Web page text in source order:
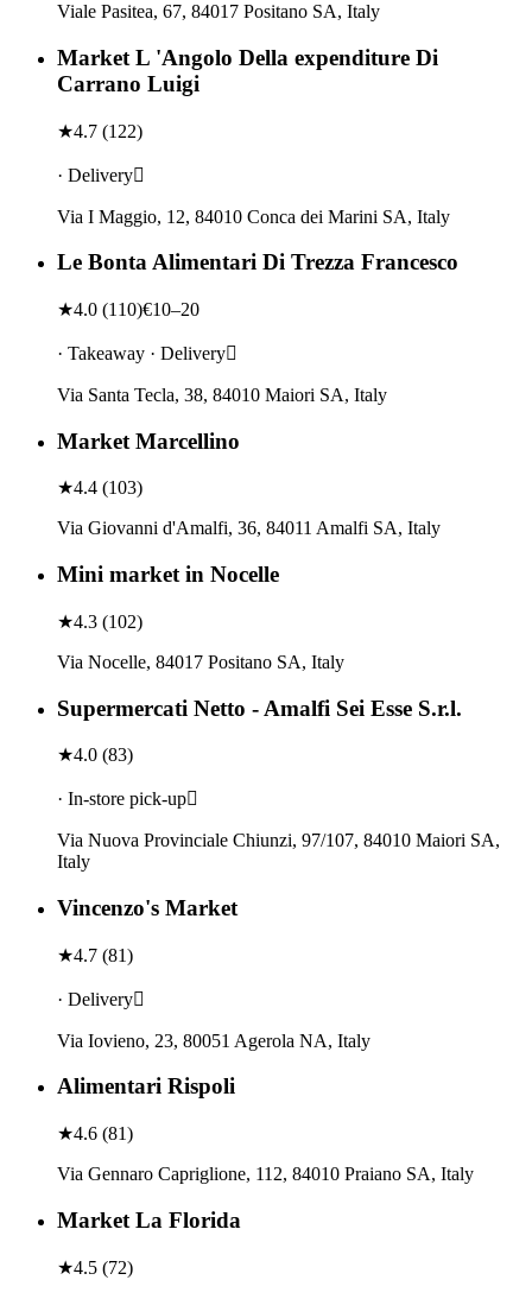
Viale Pasitea, 67, 84017 Positano SA, Italy
Market L 'Angolo Della expenditure Di
Carrano Luigi
★4.7 (122)
· Delivery
Via I Maggio, 12, 84010 Conca dei Marini SA, Italy
Le Bonta Alimentari Di Trezza Francesco
★4.0 (110)€10–20
· Takeaway · Delivery
Via Santa Tecla, 38, 84010 Maiori SA, Italy
Market Marcellino
★4.4 (103)
Via Giovanni d'Amalfi, 36, 84011 Amalfi SA, Italy
Mini market in Nocelle
★4.3 (102)
Via Nocelle, 84017 Positano SA, Italy
Supermercati Netto - Amalfi Sei Esse S.r.l.
★4.0 (83)
· In-store pick-up
Via Nuova Provinciale Chiunzi, 97/107, 84010 Maiori SA,
Italy
Vincenzo's Market
★4.7 (81)
· Delivery
Via Iovieno, 23, 80051 Agerola NA, Italy
Alimentari Rispoli
★4.6 (81)
Via Gennaro Capriglione, 112, 84010 Praiano SA, Italy
Market La Florida
★4.5 (72)